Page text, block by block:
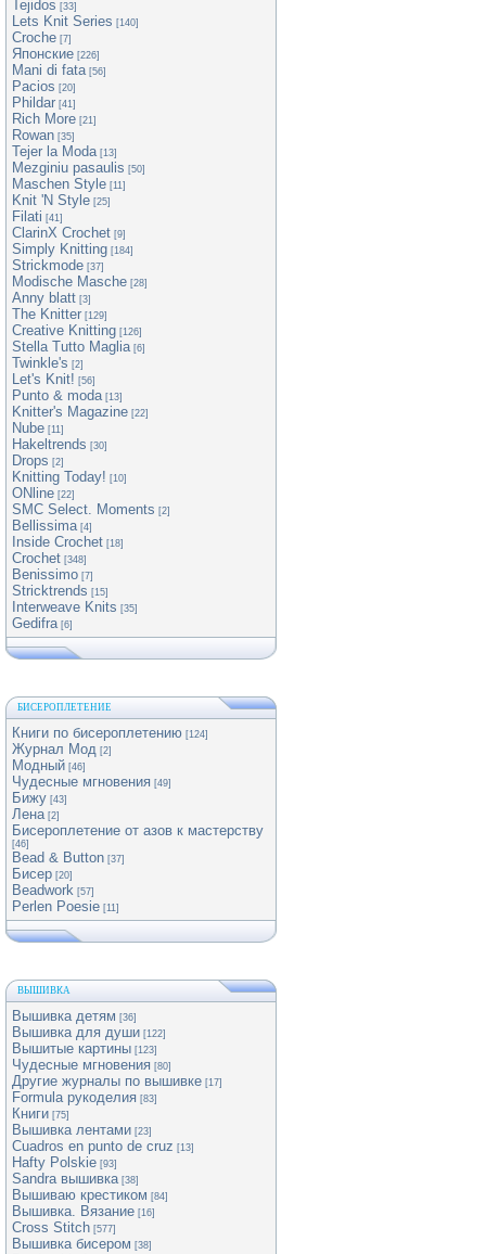
Tejidos [33]
Lets Knit Series [140]
Croche [7]
Японские [226]
Mani di fata [56]
Pacios [20]
Phildar [41]
Rich More [21]
Rowan [35]
Tejer la Moda [13]
Mezginiu pasaulis [50]
Maschen Style [11]
Knit 'N Style [25]
Filati [41]
ClarinX Crochet [9]
Simply Knitting [184]
Strickmode [37]
Modische Masche [28]
Anny blatt [3]
The Knitter [129]
Creative Knitting [126]
Stella Tutto Maglia [6]
Twinkle's [2]
Let's Knit! [56]
Punto & moda [13]
Knitter's Magazine [22]
Nube [11]
Hakeltrends [30]
Drops [2]
Knitting Today! [10]
ONline [22]
SMC Select. Moments [2]
Bellissima [4]
Inside Crochet [18]
Crochet [348]
Benissimo [7]
Stricktrends [15]
Interweave Knits [35]
Gedifra [6]
БИСЕРОПЛЕТЕНИЕ
Книги по бисероплетению [124]
Журнал Мод [2]
Модный [46]
Чудесные мгновения [49]
Бижу [43]
Лена [2]
Бисероплетение от азов к мастерству
[46]
Bead & Button [37]
Бисер [20]
Beadwork [57]
Perlen Poesie [11]
ВЫШИВКА
Вышивка детям [36]
Вышивка для души [122]
Вышитые картины [123]
Чудесные мгновения [80]
Другие журналы по вышивке [17]
Formula рукоделия [83]
Книги [75]
Вышивка лентами [23]
Cuadros en punto de cruz [13]
Hafty Polskie [93]
Sandra вышивка [38]
Вышиваю крестиком [84]
Вышивка. Вязание [16]
Cross Stitch [577]
Вышивка бисером [38]